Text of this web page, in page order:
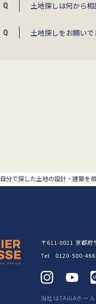
土地探しは何から
土地探しをお願いで
自分で探した土地の設計・建築を
〒611-0021京都府
Tel 0120-500-466
当社はTAiGAホー